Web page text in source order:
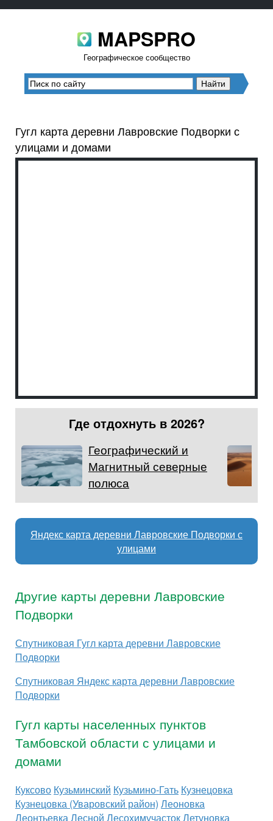
MAPSPRO
Географическое сообщество
Гугл карта деревни Лавровские Подворки с
улицами и домами
Где отдохнуть в 2026?
Географический и
Магнитный северные
полюса
Яндекс карта деревни Лавровские Подворки с
улицами
Другие карты деревни Лавровские
Подворки
Спутниковая Гугл карта деревни Лавровские
Подворки
Спутниковая Яндекс карта деревни Лавровские
Подворки
Гугл карты населенных пунктов
Тамбовской области с улицами и
домами
Куксово Кузьминский Кузьмино-Гать Кузнецовка
Кузнецовка (Уваровский район) Леоновка
Леонтьевка Лесной ЛесохимучастокЛетуновка